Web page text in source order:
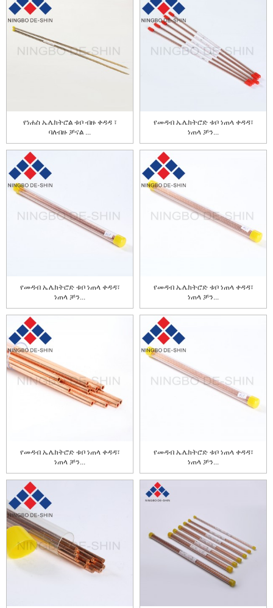
የነሐስ ኤሌክትሮል ቱቦ ብዙ ቀዳዳ ፣
ባለብዙ ቻናል ...
የመዳብ ኤሌክትሮድ ቱቦ ነጠላ ቀዳዳ፣
ነጠላ ቻን...
የመዳብ ኤሌክትሮድ ቱቦ ነጠላ ቀዳዳ፣
ነጠላ ቻን...
የመዳብ ኤሌክትሮድ ቱቦ ነጠላ ቀዳዳ፣
ነጠላ ቻን...
የመዳብ ኤሌክትሮድ ቱቦ ነጠላ ቀዳዳ፣
ነጠላ ቻን...
የመዳብ ኤሌክትሮድ ቱቦ ነጠላ ቀዳዳ፣
ነጠላ ቻን...